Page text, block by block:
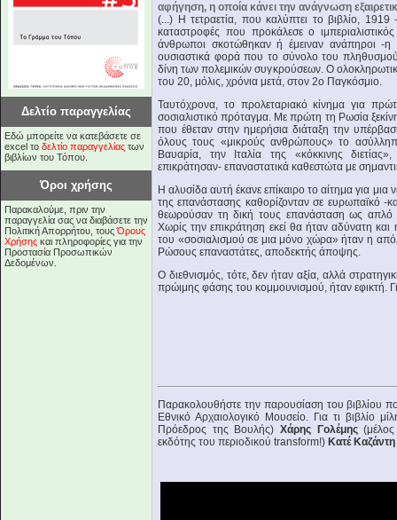
Δελτίο παραγγελίας
Εδώ μπορείτε να κατεβάσετε σε
excel το δελτίο παραγγελίας των
βιβλίων του Τόπου.
Όροι χρήσης
Παρακαλούμε, πριν την
παραγγελία σας να διαβάσετε την
Πολιτική Απορρήτου, τουςΌρους
Χρήσης και πληροφορίες για την
Προστασία Προσωπικών
Δεδομένων.
αφήγηση, η οποία κάνει την ανάγνωση
(...) Η τετραετία, που καλύπτει το βιβλίο,
καταστροφές που προκάλεσε ο
άνθρωποι σκοτώθηκαν ή έμειναν ανάπηροι -
ουσιαστικά φορά που το σύνολο του πληθυσμού
δίνη των πολεμικών συγκρούσεων. Ο
του 20, μόλις, χρόνια μετά, στον 2ο Παγκόσμιο.
Ταυτόχρονα, το προλεταριακό κίνημα για
σοσιαλιστικό πρόταγμα. Με πρώτη τη Ρωσία
που έθεταν στην ημερήσια διάταξη την
όλους τους «μικρούς ανθρώπους» το
Βαυαρία, την Ιταλία της «κόκκινης
επικράτησαν- επαναστατικά καθεστώτα με
Η αλυσίδα αυτή έκανε επίκαιρο το αίτημα για μια
της επανάστασης καθορίζονταν σε ευρωπαϊκό -
θεωρούσαν τη δική τους επανάσταση ως απλό
Χωρίς την επικράτηση εκεί θα ήταν αδύνατη και
του «σοσιαλισμού σε μια μόνο χώρα» ήταν η
Ρώσους επαναστάτες, αποδεκτής άποψης.
Ο διεθνισμός, τότε, δεν ήταν αξία, αλλά
πρώιμης φάσης του κομμουνισμού, ήταν εφικτή.
Παρακολουθήστε την παρουσίαση του βιβλίου
Εθνικό Αρχαιολογικό Μουσείο. Για τι βιβλίο
Πρόεδρος της Βουλής) Χάρης Γολέμης(μέλος
εκδότης του περιοδικού transform!) Κατέ Καζάντη